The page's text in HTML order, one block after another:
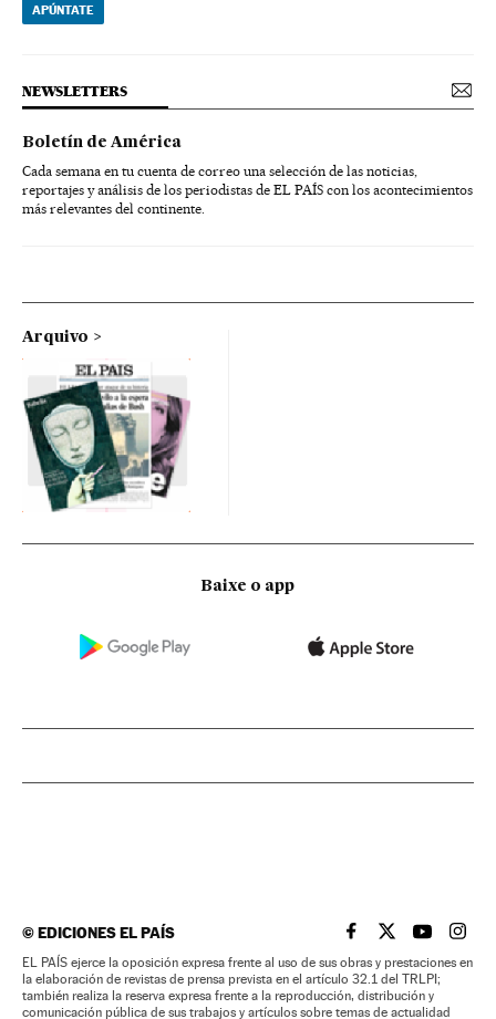
APÚNTATE
NEWSLETTERS
Boletín de América
Cada semana en tu cuenta de correo una selección de las noticias,
reportajes y análisis de los periodistas de EL PAÍS con los acontecimientos
más relevantes del continente.
Arquivo
Baixe o app
©EDICIONES EL PAÍS EL PAÍS BRASIL EN
EL PAÍSEL PAÍS
EL
EL PAÍS ejerce la oposición expresa frente al uso de sus obras y prestaciones en
la elaboración de revistas de prensa prevista en el artículo 32.1 del TRLPI;
también realiza la reserva expresa frente a la reproducción, distribución y
comunicación pública de sus trabajos y artículos sobre temas de actualidad